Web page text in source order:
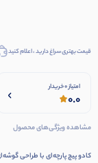
قیمت بهتری سراغ دارید ، اعلام کنید
امتیاز 0 خریدار
0.0
مشاهده ویژگی‌های محصول
کادو پیچ پارچه‌ای با طراحی